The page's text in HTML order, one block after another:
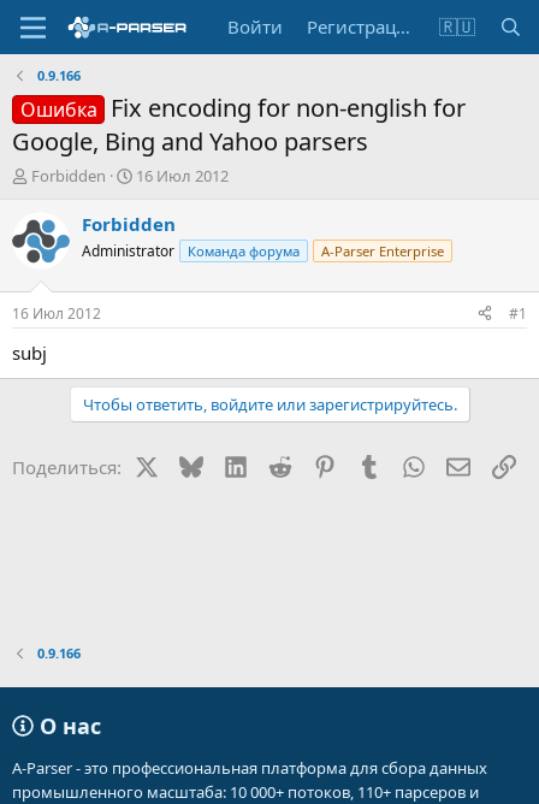
Войти Регистрация 🇷🇺
0.9.166
Ошибка
Fix encoding for non-english for
Google, Bing and Yahoo parsers
А
т
о
р
т
е
м
ы
Forbidden
Д
т
н
а
16 Июл 2012
Forbidden
Administrator Команда форума A-Parser Enterprise
16 Июл 2012 #1
subj
Чтобы ответить, войдите или зарегистрируйтесь.
Поделиться: BlueskyLinkedIn
Reddit PinterestTumblr WhatsApp
0.9.166
О нас
A-Parser - это профессиональная платформа для сбора данных
промышленного масштаба: 10 000+ потоков, 110+ парсеров и